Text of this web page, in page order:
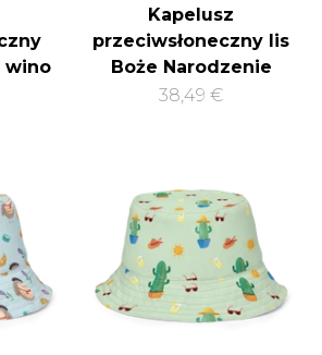
wino
Kapelusz
przeciwsłoneczny lis
Boże Narodzenie
38,49 €